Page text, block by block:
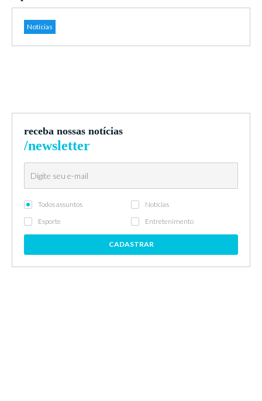
Notícias
receba nossas notícias
/newsletter
Todos assuntos
Notícias
Esporte
Entretenimento
CADASTRAR